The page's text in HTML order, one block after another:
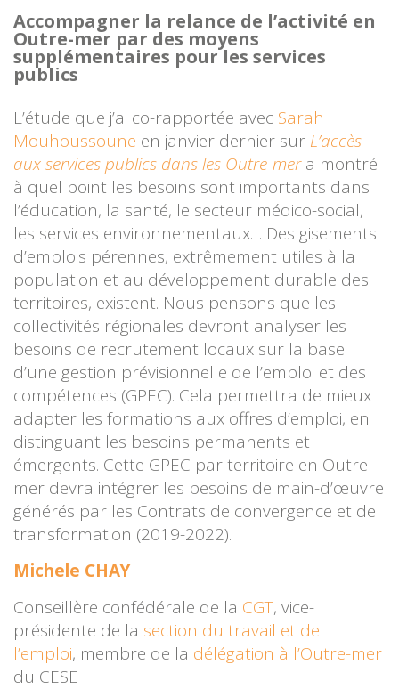
Accompagner la relance de l’activité en
Outre-mer par des moyens
supplémentaires pour les services
publics
L’étude que j’ai co-rapportée avec Sarah
Mouhoussoune en janvier dernier sur L’accès
aux services publics dans les Outre-mera montré
à quel point les besoins sont importants dans
l’éducation, la santé, le secteur médico-social,
les services environnementaux… Des gisements
d’emplois pérennes, extrêmement utiles à la
population et au développement durable des
territoires, existent. Nous pensons que les
collectivités régionales devront analyser les
besoins de recrutement locaux sur la base
d’une gestion prévisionnelle de l’emploi et des
compétences (GPEC). Cela permettra de mieux
adapter les formations aux offres d’emploi, en
distinguant les besoins permanents et
émergents. Cette GPEC par territoire en Outre-
mer devra intégrer les besoins de main-d’œuvre
générés par les Contrats de convergence et de
transformation (2019-2022).
Michele CHAY
Conseillère confédérale de la CGT, vice-
présidente de la section du travail et de
l’emploi, membre de la délégation à l’Outre-mer
du CESE